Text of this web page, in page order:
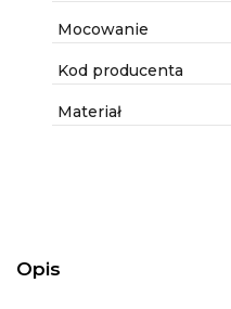
Mocowanie
Kod producenta
Materiał
Opis